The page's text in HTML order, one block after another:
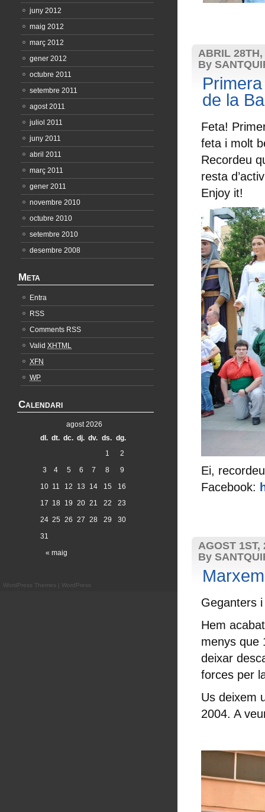
ABRIL 28TH,
By
de la
Feta!
feta i molt
Recordeu
resta
Enjoy it!
Ei,
Facebook:
AGOST 1ST,
By
Geganters
Hem
menys que
deixar
forces per
Us deixem
2004. A
juny 2012
maig 2012
març 2012
gener 2012
octubre 2011
setembre 2011
agost 2011
juliol 2011
juny 2011
abril 2011
març 2011
gener 2011
novembre 2010
octubre 2010
setembre 2010
desembre 2008
Meta
Entra
RSS
Comments RSS
Valid XHTML
XFN
WP
Calendari
agost 2026
dl. dt. dc. dj. dv. ds. dg.
« maig
1
2
3
4 5 6 7 8
9
10 11 12 13 14 15
16
17 18 19 20 21 22
23
24 25 26 27 28 29
30
31
WordPress Themes | WordPress